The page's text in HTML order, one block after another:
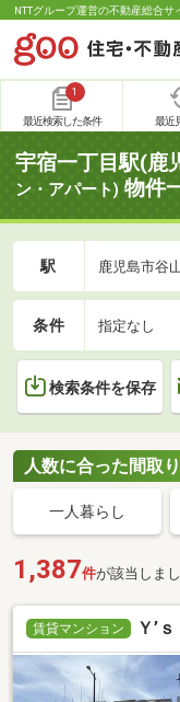
NTTグループ運営の不動産総合サ
1
最近検索した条件 最近
宇宿一丁目駅(鹿
ン・アパート) 物件
駅 鹿児島市谷
条件 指定なし
検索条件を保存
人数に合った間取
一人暮らし
1,387件が該当しまし
賃貸マンション Ｙ’